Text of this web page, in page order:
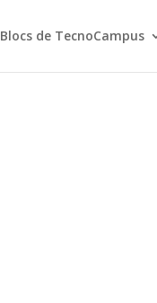
Blocs de TecnoCampus